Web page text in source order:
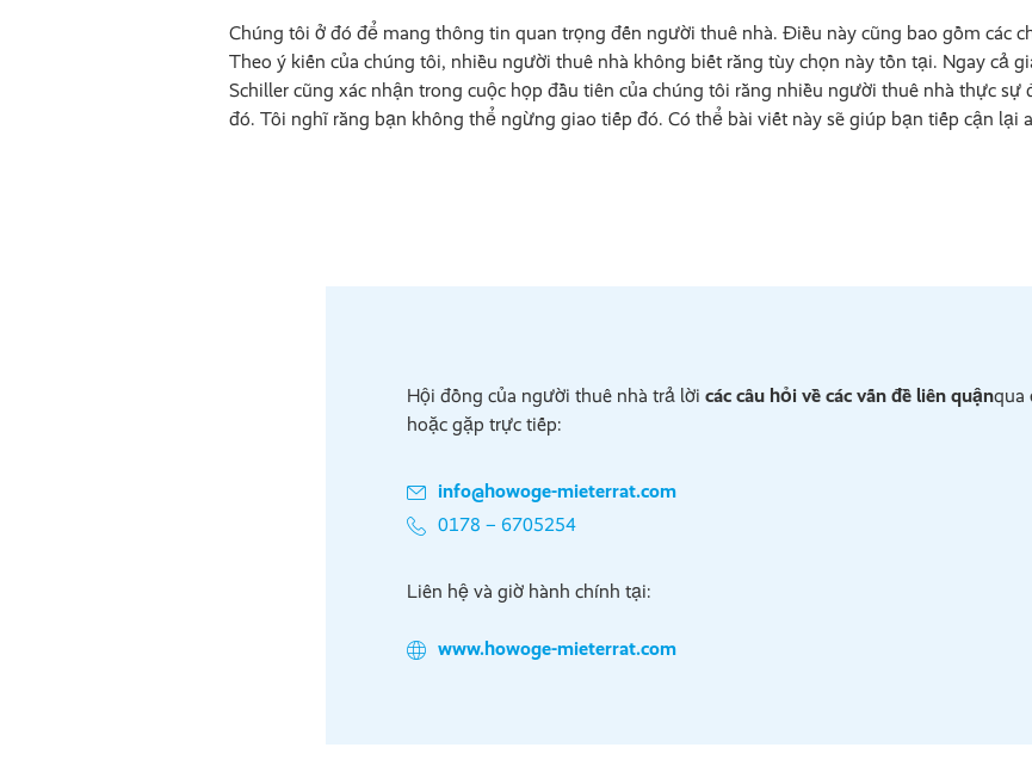
Chúng tôi ở đó để mang thông tin quan trọng đến người thuê nhà. Điều này cũng bao gồm các
Theo ý kiến của chúng tôi, nhiều người thuê nhà không biết rằng tùy chọn này tồn tại. Ngay cả
Schiller cũng xác nhận trong cuộc họp đầu tiên của chúng tôi rằng nhiều người thuê nhà thực
đó. Tôi nghĩ rằng bạn không thể ngừng giao tiếp đó. Có thể bài viết này sẽ giúp bạn tiếp cận lại
Hội đồng của người thuê nhà trả lờicác câu hỏi về các vấn đề liên quậnqua
hoặc gặp trực tiếp:
info@howoge-mieterrat.com
0178 – 6705254
Liên hệ và giờ hành chính tại:
www.howoge-mieterrat.com